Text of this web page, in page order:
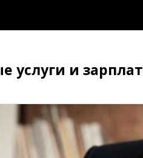
и зарплат